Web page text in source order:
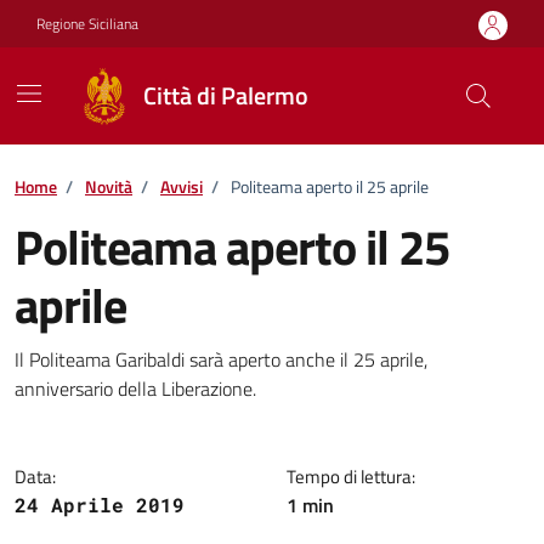
Vai ai contenuti
Vai al footer
Regione Siciliana
Città di Palermo
Home / Novità / Avvisi / Politeama aperto il 25 aprile
Politeama aperto il 25
aprile
Dettagli della notizia
Il Politeama Garibaldi sarà aperto anche il 25 aprile,
anniversario della Liberazione.
Data:
24 Aprile 2019
Tempo di lettura:
1 min